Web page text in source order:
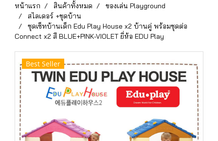
หน้าแรก สินค้าทั้งหมด
ของเล่น Playground
สไลเดอร์ +ชุดบ้าน
ชุดเซ็ทบ้านเด็ก Edu Play House x2 บ้านคู่ พร้อมชุดต่อ
Connect x2 สี BLUE+PINK-VIOLET ยี่ห้อ EDU Play
Best Seller